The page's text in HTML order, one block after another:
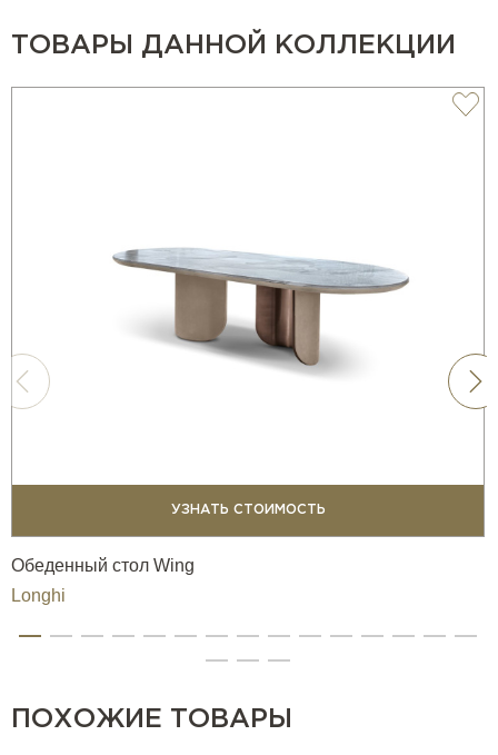
ТОВАРЫ ДАННОЙ КОЛЛЕКЦИИ
УЗНАТЬ СТОИМОСТЬ
Обеденный стол Wing
Longhi
ПОХОЖИЕ ТОВАРЫ